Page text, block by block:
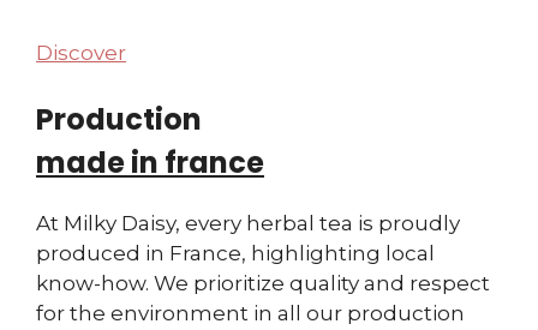
Discover
Production
made in france
At Milky Daisy, every herbal tea is proudly
produced in France, highlighting local
know-how. We prioritize quality and respect
for the environment in all our production